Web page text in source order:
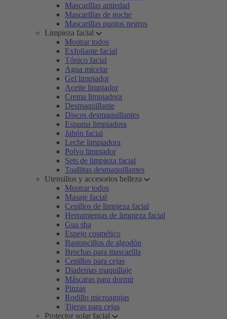
Mascarillas antiedad
Mascarillas de noche
Mascarillas puntos negros
Limpieza facial
Mostrar todos
Exfoliante facial
Tónico facial
Agua micelar
Gel limpiador
Aceite limpiador
Crema limpiadora
Desmaquillante
Discos desmaquillantes
Espuma limpiadora
Jabón facial
Leche limpiadora
Polvo limpiador
Sets de limpieza facial
Toallitas desmaquillantes
Utensilios y accesorios belleza
Mostrar todos
Masaje facial
Cepillos de limpieza facial
Herramientas de limpieza facial
Gua sha
Espejo cosmético
Bastoncillos de algodón
Brochas para mascarilla
Cepillos para cejas
Diademas maquillaje
Máscaras para dormir
Pinzas
Rodillo microagujas
Tijeras para cejas
Protector solar facial